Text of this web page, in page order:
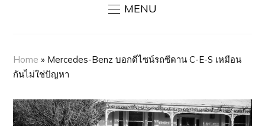
MENU
Home » Mercedes-Benz บอกดีไซน์รถซีดาน C-E-S เหมือน
กันไม่ใช่ปัญหา